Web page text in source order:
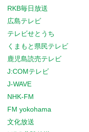
RKB毎日放送
広島テレビ
テレビせとうち
くまもと県民テレビ
鹿児島読売テレビ
J:COMテレビ
J-WAVE
NHK-FM
FM yokohama
文化放送